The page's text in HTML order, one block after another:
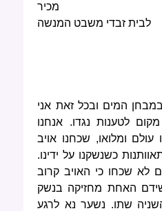
מכיר
לבית זבדי משבט המנשה
המים ובכל זאת אני
לטענות נגדו. אנחנו
עולם ומלואו, שכחנו אויב
כשנשקנו על ידינו.
לא שכחו כי האויב קרוב
האחת מחזיקה בנשק
שתו. נשער נא לרגע